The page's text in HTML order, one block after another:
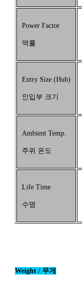
Power Factor
역률
Entry Size (Hub)
인입부 크기
Ambient Temp.
주위 온도
Life Time
수명
Weight / 무게